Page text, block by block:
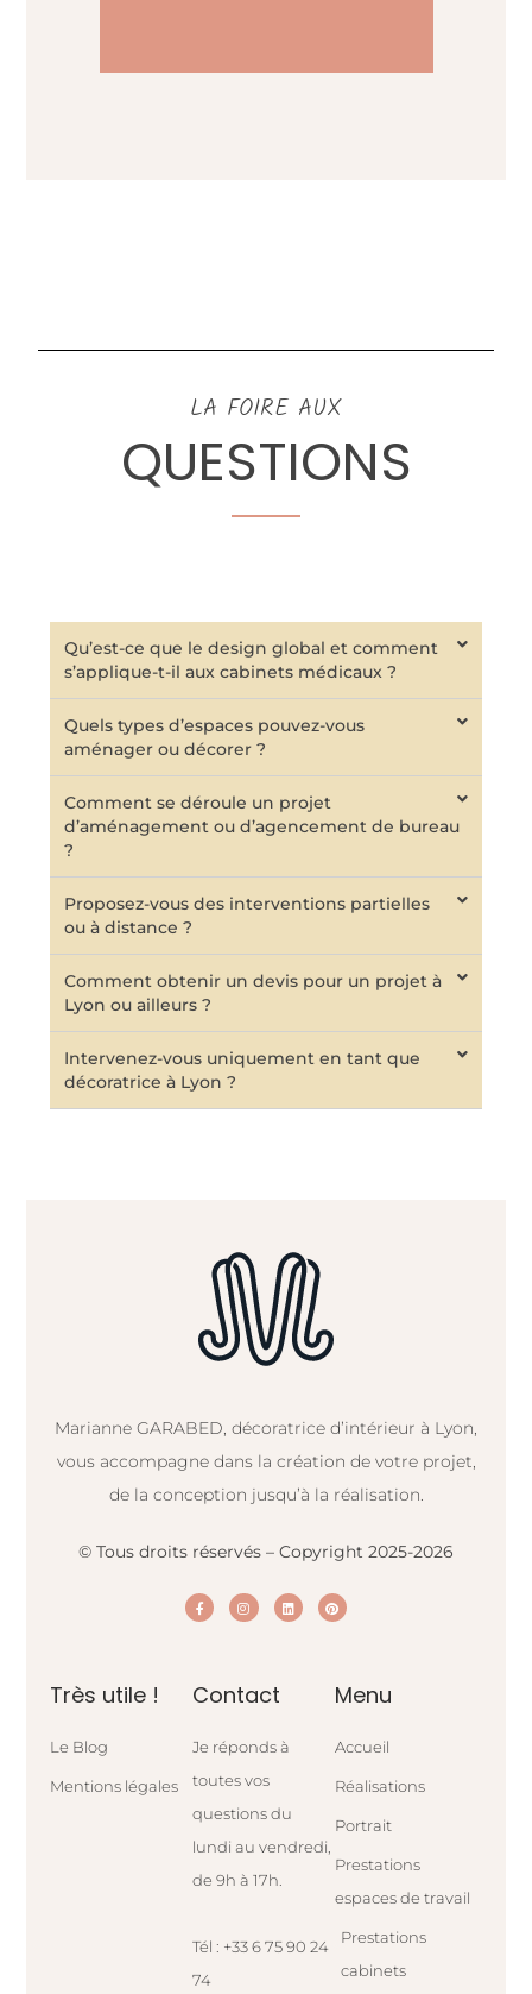
LA FOIRE AUX
QUESTIONS
Qu’est-ce que le design global et comment
s’applique-t-il aux cabinets médicaux ?
Quels types d’espaces pouvez-vous
aménager ou décorer ?
Comment se déroule un projet
d’aménagement ou d’agencement de bureau
?
Proposez-vous des interventions partielles
ou à distance ?
Comment obtenir un devis pour un projet à
Lyon ou ailleurs ?
Intervenez-vous uniquement en tant que
décoratrice à Lyon ?
Marianne GARABED, décoratrice d’intérieur à Lyon,
vous accompagne dans la création de votre projet,
de la conception jusqu’à la réalisation.
© Tous droits réservés – Copyright 2025-2026
Très utile !
Le Blog
Mentions légales
Contact
Je réponds à
toutes vos
questions du
lundi au vendredi,
de 9h à 17h.
Tél : +33 6 75 90 24
74
Menu
Accueil
Réalisations
Portrait
Prestations
espaces de travail
Prestations
cabinets